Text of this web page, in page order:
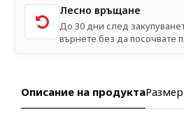
Лесно връщане
До 30 дни след
върнете без да посочвате
Описание на продукта